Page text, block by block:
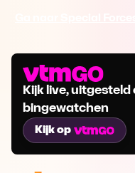
Kijk live,
bingewatchen
Kijk op